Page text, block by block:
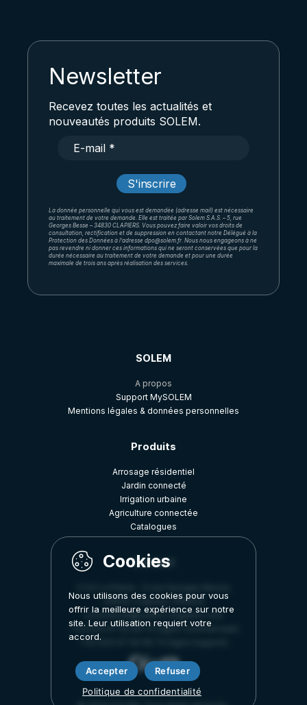
Newsletter
Recevez toutes les actualités et
nouveautés produits SOLEM.
La donnée personnelle qui vous est demandée (adresse mail) est nécessaire
au traitement de votre demande. Elle est traitée par Solem S.A.S. – 5, rue
Georges Besse – 34830 CLAPIERS. Vous pouvez faire valoir vos droits de
consultation, rectification et de suppression en contactant notre Délégué à la
Protection des Données à l’adresse dpo@solem.fr. Nous nous engageons à ne
pas revendre ni donner ces informations qui ne seront conservées que pour la
durée nécessaire au traitement de votre demande et pour une durée
maximale de trois ans après réalisation des services.
SOLEM
A propos
Support MySOLEM
Mentions légales & données personnelles
Produits
Arrosage résidentiel
Jardin connecté
Irrigation urbaine
Agriculture connectée
Catalogues
Contact
34830, Clapiers, FRANCE
commercial@solem-irrigation.com
+33 (0)4 67 59 99 75 (ligne Commerciale)
+33 (0)4 67 59 99 73 (ligne Support)
Nous utilisons des cookies pour vous
offrir la meilleure expérience sur notre
site. Leur utilisation requiert votre
accord.
Accepter
Refuser
Politique de confidentialité